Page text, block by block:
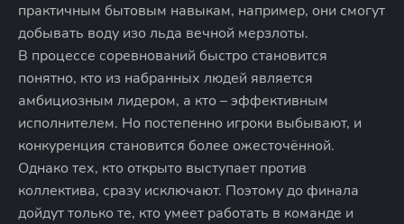
практичным бытовым навыкам, например, они смогут
добывать воду изо льда вечной мерзлоты.
В процессе соревнований быстро становится
понятно, кто из набранных людей является
амбициозным лидером, а кто – эффективным
исполнителем. Но постепенно игроки выбывают, и
конкуренция становится более ожесточённой.
Однако тех, кто открыто выступает против
коллектива, сразу исключают. Поэтому до финала
дойдут только те, кто умеет работать в команде и